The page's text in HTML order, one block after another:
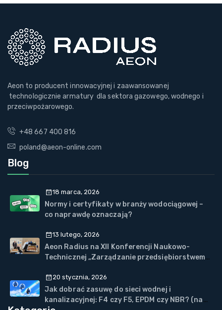
Aeon to producent innowacyjnej i zaawansowanej
technologicznie armatury dla sektora gazowego, wodnego i
przeciwpożarowego.
+48 667 400 816
poland@aeon-online.com
Blog
18 marca, 2026
Normy i certyfikaty w branży wodociągowej –
co naprawdę oznaczają?
13 lutego, 2026
Aeon Radius na XII Konferencji Naukowo-
Technicznej „Zarządzanie przedsiębiorstwem
20 stycznia, 2026
Jak dobrać zasuwę do sieci wodnej i
kanalizacyjnej: F4 czy F5, EPDM czy NBR? (na